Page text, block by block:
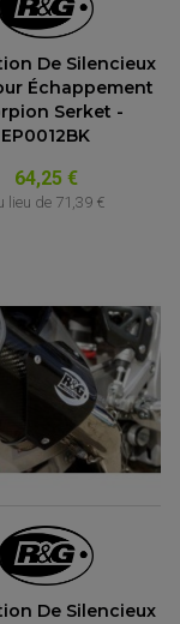
/ SSV
SSV
De Silencieux
Échappement
Serket -
EP0012BK
64,25 €
lieu de 71,39 €
De Silencieux